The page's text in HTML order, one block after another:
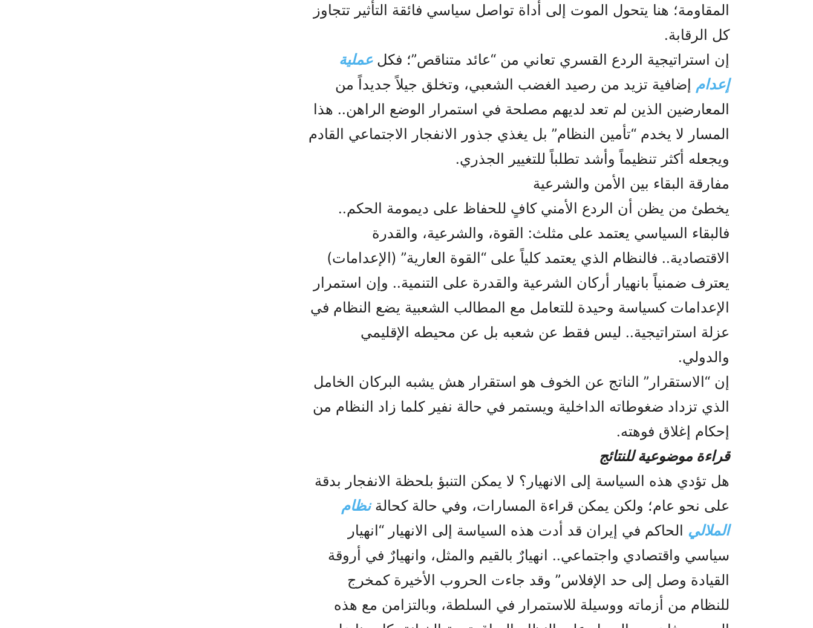
المقاومة؛ هنا يتحول الموت إلى أداة تواصل سياسي فائقة التأثير تتجاوز
كل الرقابة.
إن استراتيجية الردع القسري تعاني من “عائد متناقص”؛ فكلعملية
إعدام إضافية تزيد من رصيد الغضب الشعبي، وتخلق جيلاً جديداً من
المعارضين الذين لم تعد لديهم مصلحة في استمرار الوضع الراهن.. هذا
المسار لا يخدم “تأمين النظام” بل يغذي جذور الانفجار الاجتماعي القادم
ويجعله أكثر تنظيماً وأشد تطلباً للتغيير الجذري.
مفارقة البقاء بين الأمن والشرعية
يخطئ من يظن أن الردع الأمني كافٍ للحفاظ على ديمومة الحكم..
فالبقاء السياسي يعتمد على مثلث: القوة، والشرعية، والقدرة
الاقتصادية.. فالنظام الذي يعتمد كلياً على “القوة العارية” (الإعدامات)
يعترف ضمنياً بانهيار أركان الشرعية والقدرة على التنمية.. وإن استمرار
الإعدامات كسياسة وحيدة للتعامل مع المطالب الشعبية يضع النظام في
عزلة استراتيجية.. ليس فقط عن شعبه بل عن محيطه الإقليمي
والدولي.
إن “الاستقرار” الناتج عن الخوف هو استقرار هش يشبه البركان الخامل
الذي تزداد ضغوطاته الداخلية ويستمر في حالة نفير كلما زاد النظام من
إحكام إغلاق فوهته.
قراءة موضوعية للنتائج
هل تؤدي هذه السياسة إلى الانهيار؟ لا يمكن التنبؤ بلحظة الانفجار بدقة
على نحو عام؛ ولكن يمكن قراءة المسارات، وفي حالة كحالةنظام
الملالي الحاكم في إيران قد أدت هذه السياسة إلى الانهيار “انهيار
سياسي واقتصادي واجتماعي.. انهيارٌ بالقيم والمثل، وانهيارٌ في أروقة
القيادة وصل إلى حد الإفلاس” وقد جاءت الحروب الأخيرة كمخرج
للنظام من أزماته ووسيلة للاستمرار في السلطة، وبالتزامن مع هذه